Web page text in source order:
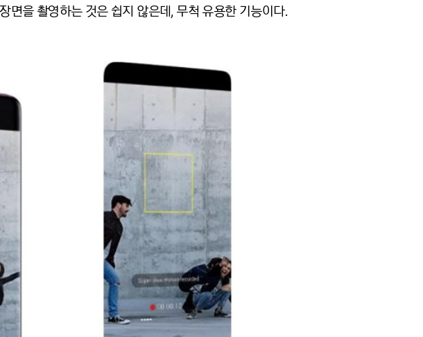
면을 촬영하는 것은 쉽지 않은데, 무척 유용한 기능이다.